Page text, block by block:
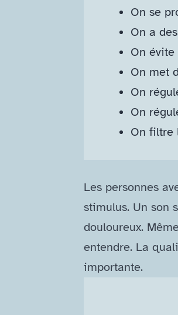
On se
On a
On évite
On met
On
On
On filtre
Les personnes
stimulus. Un son
douloureux.
entendre. La
importante.